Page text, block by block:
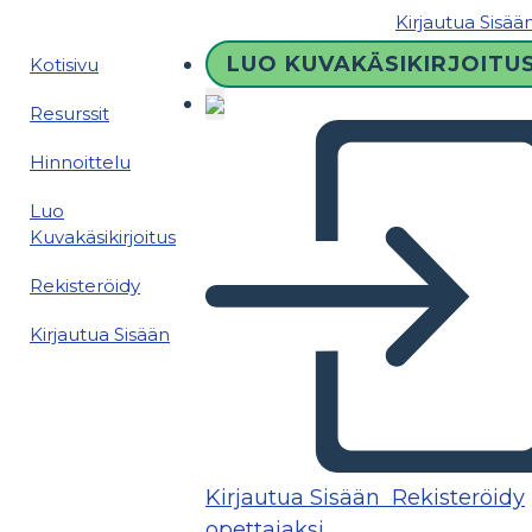
Kirjautua
Kotisivu
Resurssit
Hinnoittelu
Luo
Kuvakäsikirjoitus
Rekisteröidy
Kirjautua Sisään
LUO
Kirjautua Sisään Rekisteröidy